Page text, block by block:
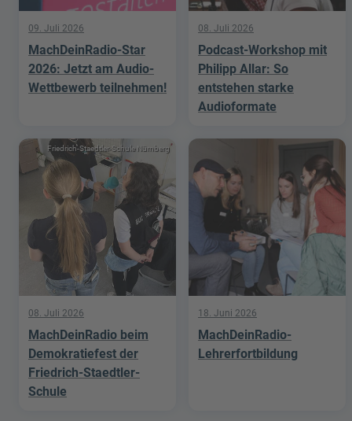
09. Juli 2026
MachDeinRadio-Star
2026: Jetzt am Audio-
Wettbewerb teilnehmen!
08. Juli 2026
Podcast-Workshop mit
Philipp Allar: So
entstehen starke
Audioformate
Friedrich-Staedtler-Schule Nürnberg
08. Juli 2026
MachDeinRadio beim
Demokratiefest der
Friedrich-Staedtler-
Schule
18. Juni 2026
MachDeinRadio-
Lehrerfortbildung